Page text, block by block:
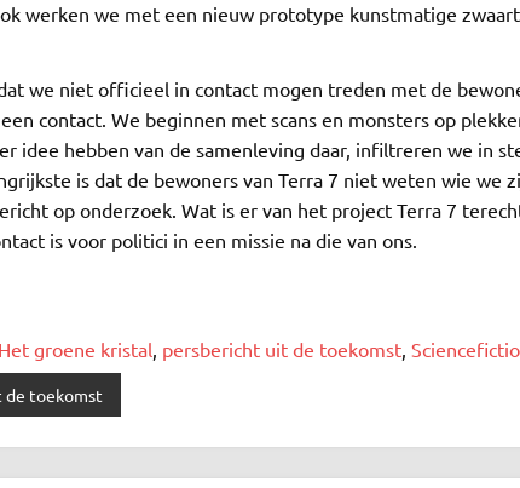
werken we met een nieuw prototype kunstmatige
we niet officieel in contact mogen treden met de
contact. We beginnen met scans en monsters op
idee hebben van de samenleving daar, infiltreren we in
is dat de bewoners van Terra 7 niet weten wie we
op onderzoek. Wat is er van het project Terra 7
is voor politici in een missie na die van ons.
Het groene kristal, persbericht uit de toekomst,
de toekomst